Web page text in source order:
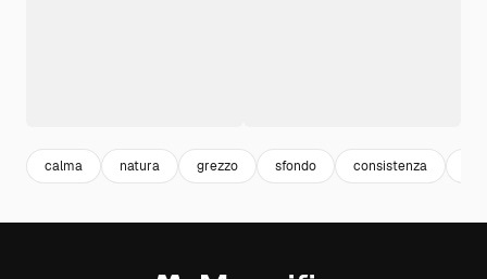
calma natura grezzo sfondo consistenza